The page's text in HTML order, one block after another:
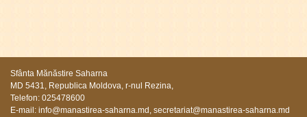
Sfânta Mănăstire Saharna
MD 5431, Republica Moldova, r-nul Rezina,
Telefon: 025478600
E-mail: info@manastirea-saharna.md , secretariat@manastirea-saharna.md